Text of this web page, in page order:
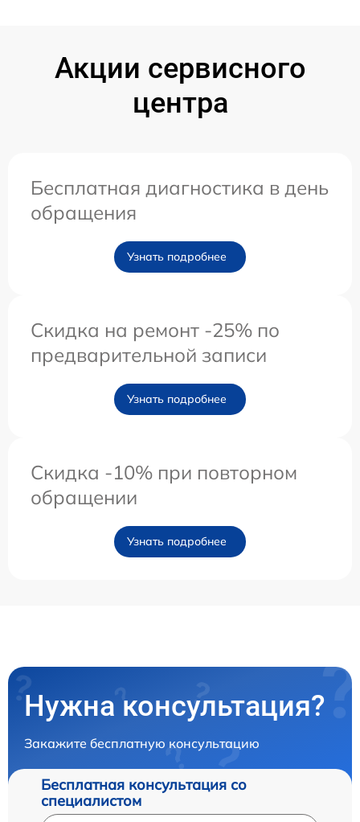
Акции сервисного
центра
Бесплатная диагностика в день
обращения
Узнать подробнее
Скидка на ремонт -25% по
предварительной записи
Узнать подробнее
Скидка -10% при повторном
обращении
Узнать подробнее
Нужна консультация?
Закажите бесплатную консультацию
Бесплатная консультация со
специалистом